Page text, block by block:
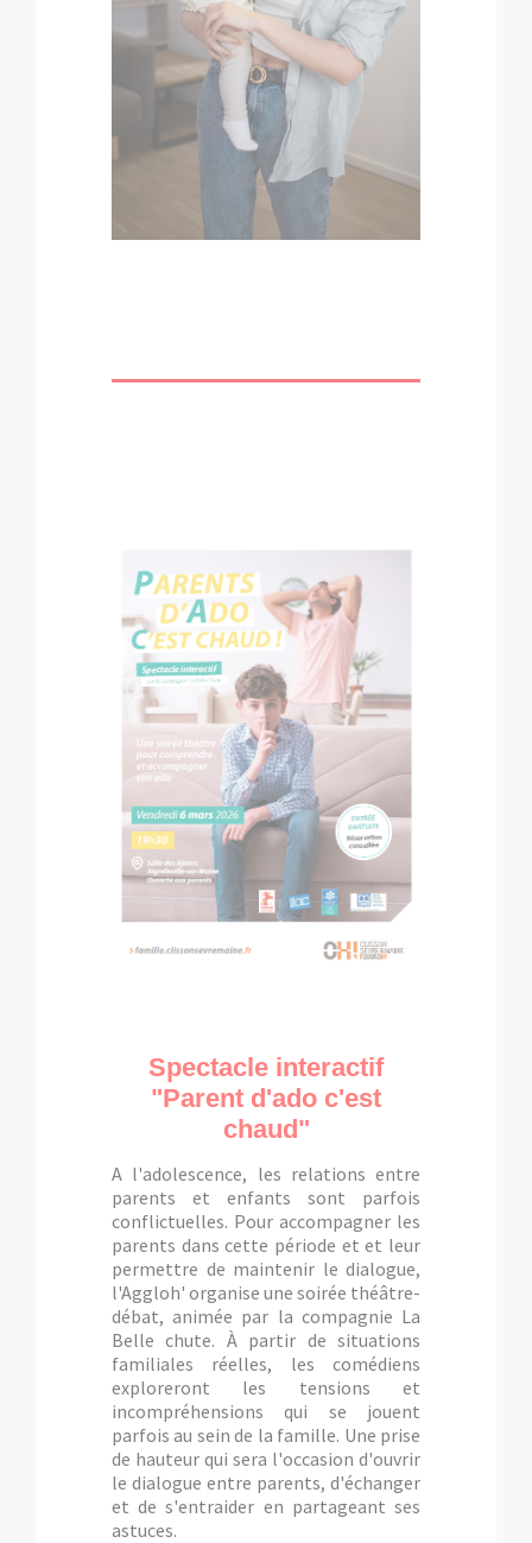
Spectacle interactif
"Parent d'ado c'est
chaud"
A l'adolescence, les relations entre
parents et enfants sont parfois
conflictuelles. Pour accompagner les
parents dans cette période et et leur
permettre de maintenir le dialogue,
l'Aggloh' organise une soirée théâtre-
débat, animée par la compagnie La
Belle chute. À partir de situations
familiales réelles, les comédiens
exploreront les tensions et
incompréhensions qui se jouent
parfois au sein de la famille. Une prise
de hauteur qui sera l'occasion d'ouvrir
le dialogue entre parents, d'échanger
et de s'entraider en partageant ses
astuces.